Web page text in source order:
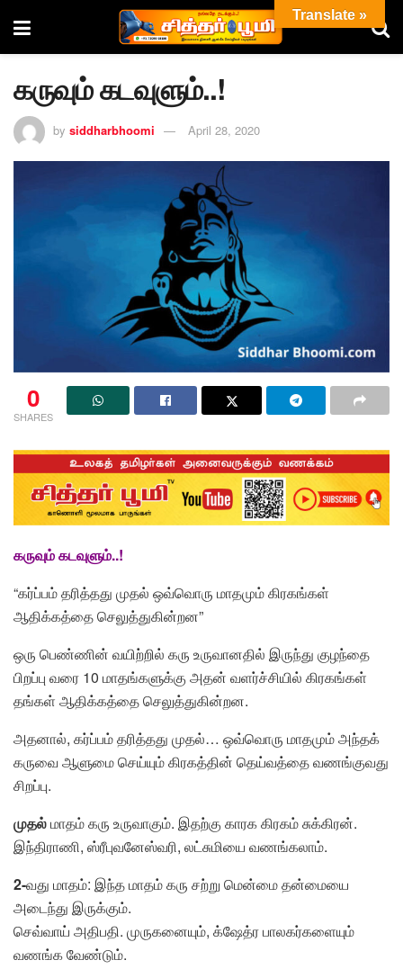
கருவும் கடவுளும்..!
by siddharbhoomi April 28, 2020
0
SHARES
கருவும் கடவுளும்..!
“கர்ப்பம் தரித்தது முதல் ஒவ்வொரு மாதமும் கிரகங்கள்
ஆதிக்கத்தை செலுத்துகின்றன”
ஒரு பெண்ணின் வயிற்றில் கரு உருவானதில் இருந்து குழந்தை
பிறப்பு வரை 10 மாதங்களுக்கு அதன் வளர்ச்சியில் கிரகங்கள்
தங்கள் ஆதிக்கத்தை செலுத்துகின்றன.
அதனால், கர்ப்பம் தரித்தது முதல்… ஒவ்வொரு மாதமும் அந்தக்
கருவை ஆளுமை செய்யும் கிரகத்தின் தெய்வத்தை வணங்குவது
சிறப்பு.
முதல்மாதம் கரு உருவாகும். இதற்கு காரக கிரகம் சுக்கிரன்.
இந்திராணி, ஸ்ரீபுவனேஸ்வரி, லட்சுமியை வணங்கலாம்.
2-வது மாதம்: இந்த மாதம் கரு சற்று மென்மை தன்மையை
அடைந்து இருக்கும்.
செவ்வாய் அதிபதி. முருகனையும், க்ஷேத்ர பாலகர்களையும்
வணங்க வேண்டும்.
Translate »